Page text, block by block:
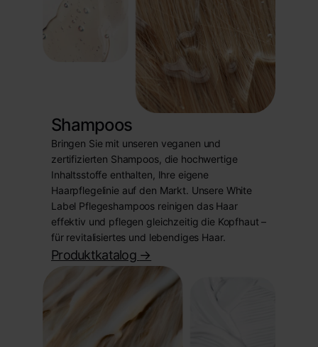
Shampoos
Bringen Sie mit unseren veganen und
zertifizierten Shampoos, die hochwertige
Inhaltsstoffe enthalten, Ihre eigene
Haarpflegelinie auf den Markt. Unsere White
Label Pflegeshampoos reinigen das Haar
effektiv und pflegen gleichzeitig die Kopfhaut –
für revitalisiertes und lebendiges Haar.
Produktkatalog ->